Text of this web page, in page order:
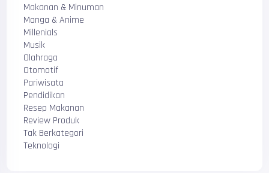
Makanan & Minuman
Manga & Anime
Millenials
Musik
Olahraga
Otomotif
Pariwisata
Pendidikan
Resep Makanan
Review Produk
Tak Berkategori
Teknologi